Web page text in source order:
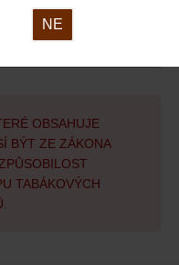
OBSAHUJE
BÝT ZE ZÁKONA
TABÁKOVÝCH
NE